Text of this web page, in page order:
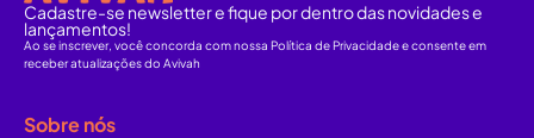
Cadastre-se newsletter e fique por dentro das novidades e
lançamentos!
Ao se inscrever, você concorda com nossa Política de Privacidade e consente em
receber atualizações do Avivah
Sobre nós